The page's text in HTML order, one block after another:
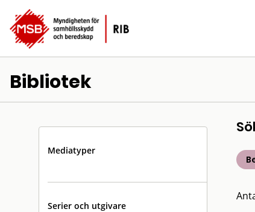
Bibliotek
Mediatyper
Serier och utgivare